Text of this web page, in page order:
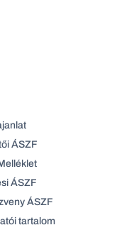
ÁSZF
ÁSZF
ÁSZF
tartalom